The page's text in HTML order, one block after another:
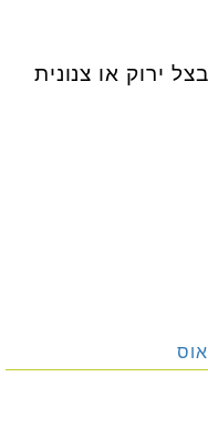
ירוק או צנונית